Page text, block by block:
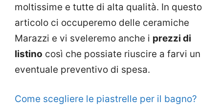
moltissime e tutte di alta qualità. In questo
articolo ci occuperemo delle ceramiche
Marazzi e vi sveleremo anche i prezzi di
listino così che possiate riuscire a farvi un
eventuale preventivo di spesa.
Come scegliere le piastrelle per il bagno?